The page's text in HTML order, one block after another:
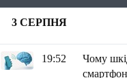
3 СЕРПНЯ
19:52
Чому